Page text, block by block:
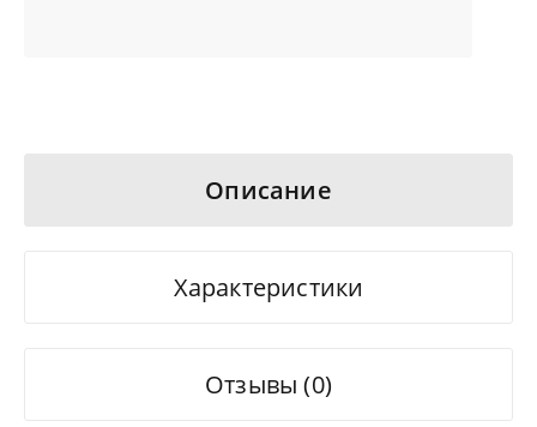
Описание
Характеристики
Отзывы (0)